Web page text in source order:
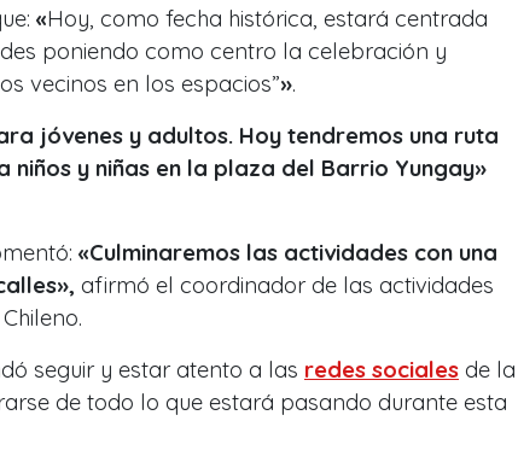
«Hoy, como fecha histórica, estará centrada
poniendo como centro la celebración y
vecinos en los espacios”».
jóvenes y adultos. Hoy tendremos una ruta
y niñas en la plaza del Barrio Yungay»
«Culminaremos las actividades con una
afirmó el coordinador de las actividades
seguir y estar atento a las redes sociales de la
de todo lo que estará pasando durante esta